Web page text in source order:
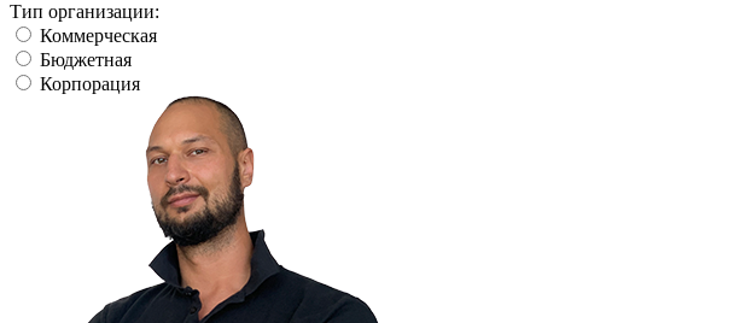
Тип организации:
Коммерческая
Бюджетная
Корпорация